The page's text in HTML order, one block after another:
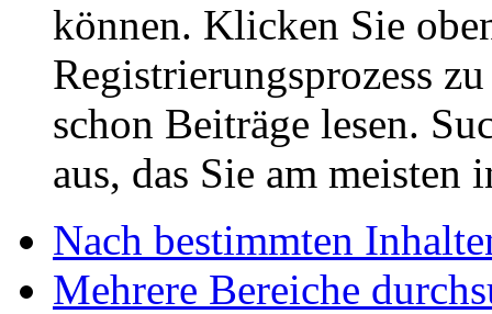
können. Klicken Sie
Registrierungsprozess
schon Beiträge lesen.
aus, das Sie am meisten
Nach bestimmten
Mehrere Bereiche